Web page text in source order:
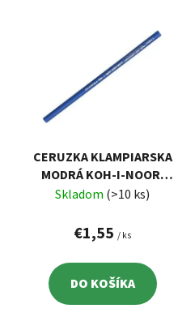
CERUZKA KLAMPIARSKA
MODRÁ KOH-I-NOOR,
175MM, HR. 7MM
Skladom (>10 ks)
€1,55 / ks
DO KOŠÍKA